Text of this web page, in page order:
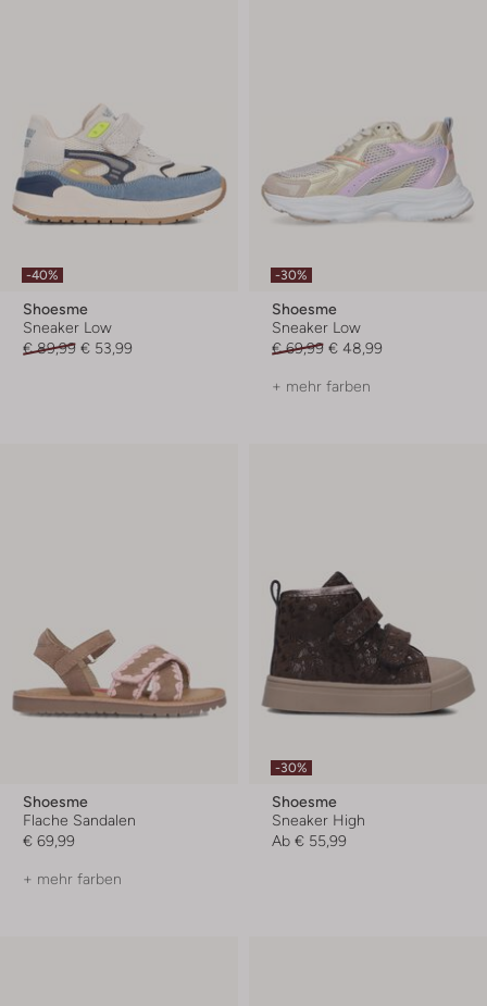
-40%
Shoesme
Sneaker Low
€ 89,99 € 53,99
-30%
Shoesme
Sneaker Low
€ 69,99 € 48,99
+ mehr farben
Shoesme
Flache Sandalen
€ 69,99
+ mehr farben
-30%
Shoesme
Sneaker High
Ab € 55,99